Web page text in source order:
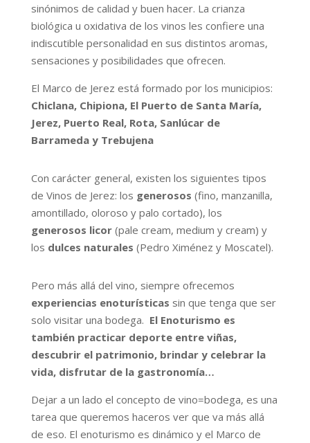
sinónimos de calidad y buen hacer. La crianza
biológica u oxidativa de los vinos les confiere una
indiscutible personalidad en sus distintos aromas,
sensaciones y posibilidades que ofrecen.
El Marco de Jerez está formado por los municipios:
Chiclana, Chipiona, El Puerto de Santa María,
Jerez, Puerto Real, Rota, Sanlúcar de
Barrameda y Trebujena
Con carácter general, existen los siguientes tipos
de Vinos de Jerez: los generosos (fino, manzanilla,
amontillado, oloroso y palo cortado), los
generosos licor(pale cream, medium y cream) y
los dulces naturales (Pedro Ximénez y Moscatel).
Pero más allá del vino, siempre ofrecemos
experiencias enoturísticas sin que tenga que ser
solo visitar una bodega. El Enoturismo es
también practicar deporte entre viñas,
descubrir el patrimonio, brindar y celebrar la
vida, disfrutar de la gastronomía…
Dejar a un lado el concepto de vino=bodega, es una
tarea que queremos haceros ver que va más allá
de eso. El enoturismo es dinámico y el Marco de